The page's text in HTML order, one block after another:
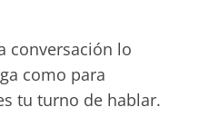
conversación lo
como para
tu turno de hablar.